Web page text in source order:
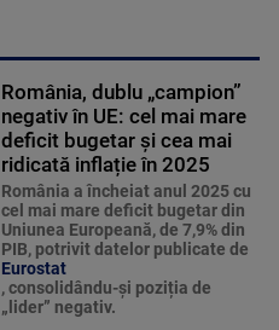
România, dublu „campion”
negativ în UE: cel mai mare
deficit bugetar și cea mai
ridicată inflație în 2025
România a încheiat anul 2025 cu
cel mai mare deficit bugetar din
Uniunea Europeană, de 7,9% din
PIB, potrivit datelor publicate de
Eurostat
, consolidându-și poziția de
„lider” negativ.